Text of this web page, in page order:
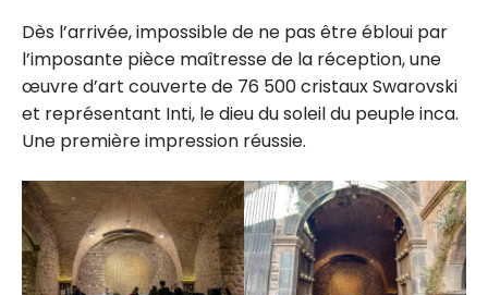
Dès l’arrivée, impossible de ne pas être ébloui par
l’imposante pièce maîtresse de la réception, une
œuvre d’art couverte de 76 500 cristaux Swarovski
et représentant Inti, le dieu du soleil du peuple inca.
Une première impression réussie.